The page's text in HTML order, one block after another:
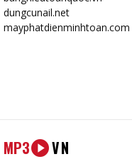
dungcunail.net
mayphatdienminhtoan.com
MP3 VN